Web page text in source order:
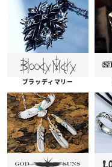
ブラッディマリー